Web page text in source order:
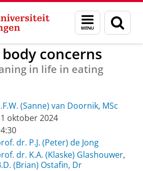
Menu
en
zoeken
Promoties GMW
concerns
in life in eating
(Sanne) van Doornik, MSc
oktober 2024
dr. P.J. (Peter) de Jong
dr. K.A. (Klaske) Glashouwer,
(Brian) Ostafin, Dr